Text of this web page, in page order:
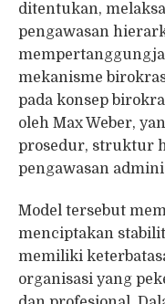
ditentukan,
pengawasan
mekanisme
pada konsep
oleh Max Weber,
prosedur, struktur
pengawasan
Model tersebut
menciptakan
memiliki
organisasi yang